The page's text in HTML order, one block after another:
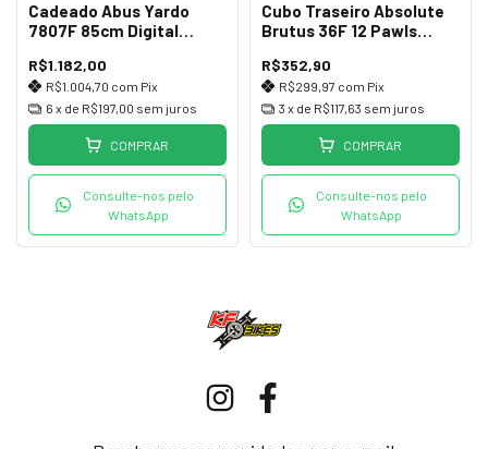
Cadeado Abus Yardo
7807F 85cm Digital
R$1.182,00
R$1.004,70 com Pix
6 x de R$197,00 sem juros
COMPRAR
Consulte-nos pelo
WhatsApp
Cubo Traseiro Absolute
Brutus 36F 12 Pawls
R$352,90
R$299,97 com Pix
3 x de R$117,63 sem juros
COMPRAR
Consulte-nos pelo
WhatsApp